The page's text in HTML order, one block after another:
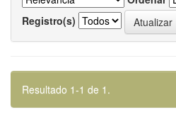
Registro(s)
Resultado 1-1 de 1.